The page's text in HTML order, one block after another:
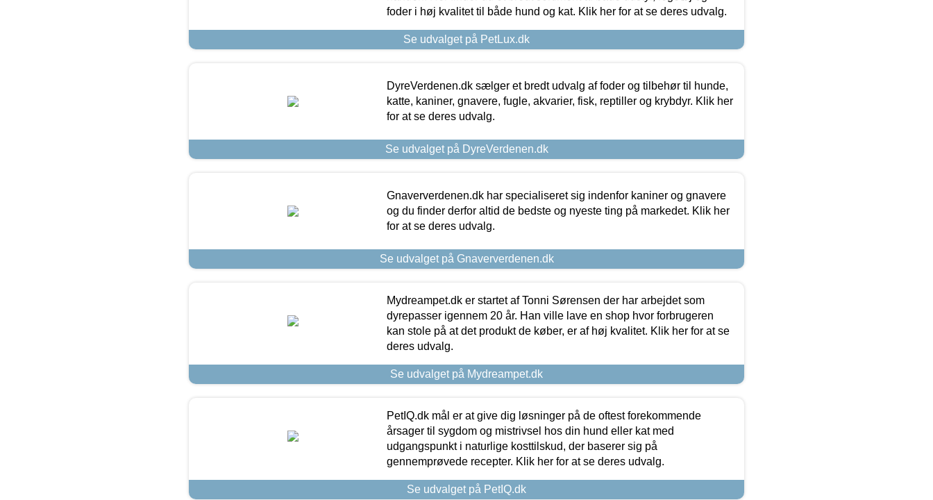
foder i høj kvalitet til både hund og kat. Klik her for at se deres udvalg.
Se udvalget på PetLux.dk
DyreVerdenen.dk sælger et bredt udvalg af foder og tilbehør til hunde,
katte, kaniner, gnavere, fugle, akvarier, fisk, reptiller og krybdyr. Klik her
for at se deres udvalg.
Se udvalget på DyreVerdenen.dk
Gnaververdenen.dk har specialiseret sig indenfor kaniner og gnavere
og du finder derfor altid de bedste og nyeste ting på markedet. Klik her
for at se deres udvalg.
Se udvalget på Gnaververdenen.dk
Mydreampet.dk er startet af Tonni Sørensen der har arbejdet som
dyrepasser igennem 20 år. Han ville lave en shop hvor forbrugeren
kan stole på at det produkt de køber, er af høj kvalitet. Klik her for at se
deres udvalg.
Se udvalget på Mydreampet.dk
PetIQ.dk mål er at give dig løsninger på de oftest forekommende
årsager til sygdom og mistrivsel hos din hund eller kat med
udgangspunkt i naturlige kosttilskud, der baserer sig på
gennemprøvede recepter. Klik her for at se deres udvalg.
Se udvalget på PetIQ.dk